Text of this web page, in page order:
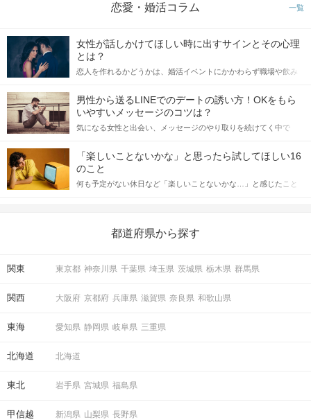
恋愛・婚活コラム 一覧
女性が話しかけてほしい時に出すサインとその心理
とは？
恋人を作れるかどうかは、婚活イベントにかかわらず職場や飲み
てアプローチできるかにも左右されます。 これから恋人作りを本
格的に始めようとしている方は、女性が異性を求めて出すサイン
をしっかりと理解し、正しい行動に移せるかどうかが重要。 この
記事では、女性が話しかけて欲しい時に出すサインとその心理を
合にどのような行動に繋げるべきかをご紹介していきます。
男性から送るLINEでのデートの誘い方！OKをもら
いやすいメッセージのコツは？
気になる女性と出会い、メッセージのやり取りを続けてく中で
しかし、中には「どう誘ったらいいの？」とお困りの男性もいら
っしゃるのではないでしょうか。 そこで今回は、男性から女性へ
送るLINEでのデートの誘い方のコツをご紹介します。例文も混じ
えながら解説するので、ぜひ参考にしてください。
「楽しいことないかな」と思ったら試してほしい16
のこと
何も予定がない休日など「楽しいことないかな…」と感じたこと
の楽しいことアイデアを集めました♪ いままさに楽しいことを探し
都道府県から探す
関東 東京都 神奈川県 千葉県 埼玉県 茨城県 栃木県 群馬県
関西 大阪府 京都府 兵庫県 滋賀県 奈良県 和歌山県
東海 愛知県 静岡県 岐阜県 三重県
北海道 北海道
東北 岩手県 宮城県 福島県
甲信越 新潟県 山梨県 長野県